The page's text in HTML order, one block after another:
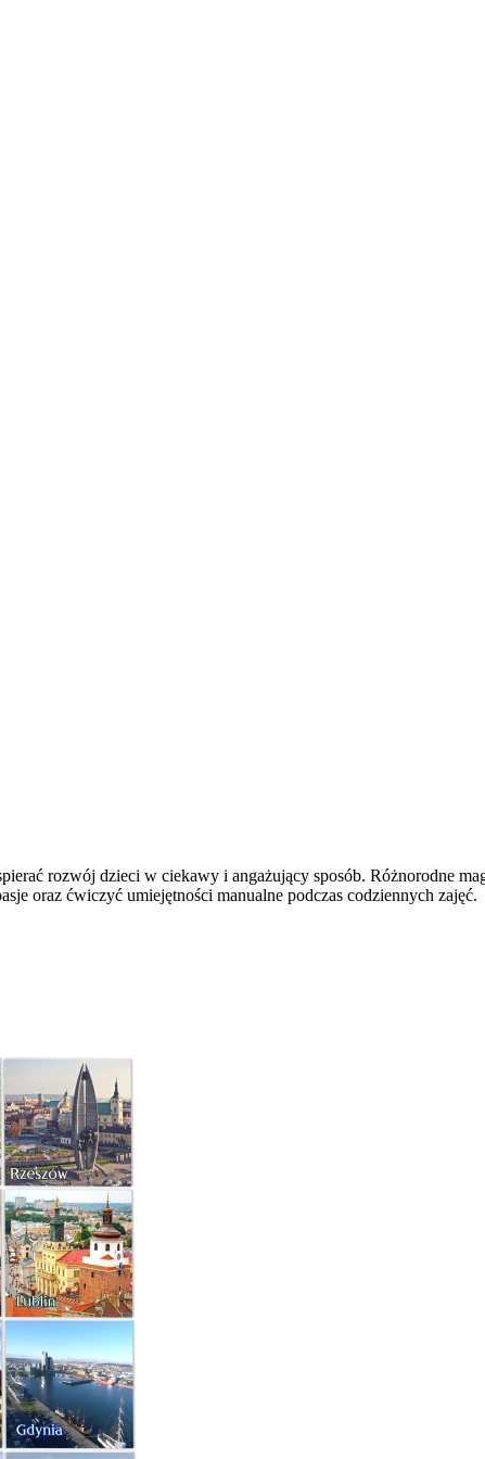
rozwój dzieci w ciekawy i angażujący sposób. Różnorodne
oraz ćwiczyć umiejętności manualne podczas codziennych zajęć.